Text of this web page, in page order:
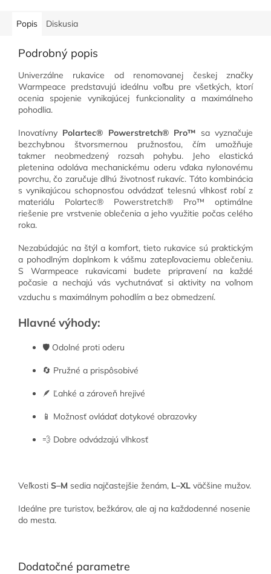
Popis Diskusia
Podrobný popis
Univerzálne rukavice od renomovanej českej značky
Warmpeace predstavujú ideálnu voľbu pre všetkých, ktorí
ocenia spojenie vynikajúcej funkcionality a maximálneho
pohodlia.
Inovatívny Polartec® Powerstretch® Pro™ sa vyznačuje
bezchybnou štvorsmernou pružnosťou, čím umožňuje
takmer neobmedzený rozsah pohybu. Jeho elastická
pletenina odoláva mechanickému oderu vďaka nylonovému
povrchu, čo zaručuje dlhú životnosť rukavíc. Táto kombinácia
s vynikajúcou schopnosťou odvádzať telesnú vlhkosť robí z
materiálu Polartec® Powerstretch® Pro™ optimálne
riešenie pre vrstvenie oblečenia a jeho využitie počas celého
roka.
Nezabúdajúc na štýl a komfort, tieto rukavice sú praktickým
a pohodlným doplnkom k vášmu zatepľovaciemu oblečeniu.
S Warmpeace rukavicami budete pripravení na každé
počasie a nechajú vás vychutnávať si aktivity na voľnom
vzduchu s maximálnym pohodlím a bez obmedzení.
Hlavné výhody:
🛡️ Odolné proti oderu
🔄 Pružné a prispôsobivé
🪶 Ľahké a zároveň hrejivé
📱 Možnosť ovládať dotykové obrazovky
💨 Dobre odvádzajú vlhkosť
Veľkosti S–M sedia najčastejšie ženám, L–XL väčšine mužov.
Ideálne pre turistov, bežkárov, ale aj na každodenné nosenie
do mesta.
Dodatočné parametre